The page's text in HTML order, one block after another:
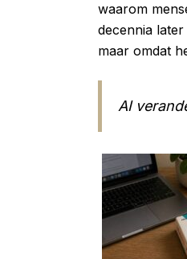
waarom
decennia
maar omdat
AI